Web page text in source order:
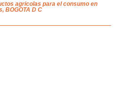
agricolas para el consumo en
BOGOTA D C